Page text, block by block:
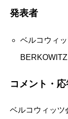
発表者
ベルコウィ
コメント・応
ベルコウィッツ